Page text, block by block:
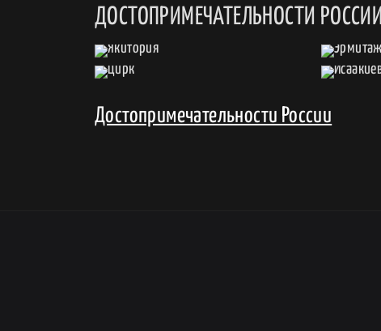
ДОСТОПРИМЕЧАТЕЛЬНОСТИ РОССИИ
Достопримечательности России